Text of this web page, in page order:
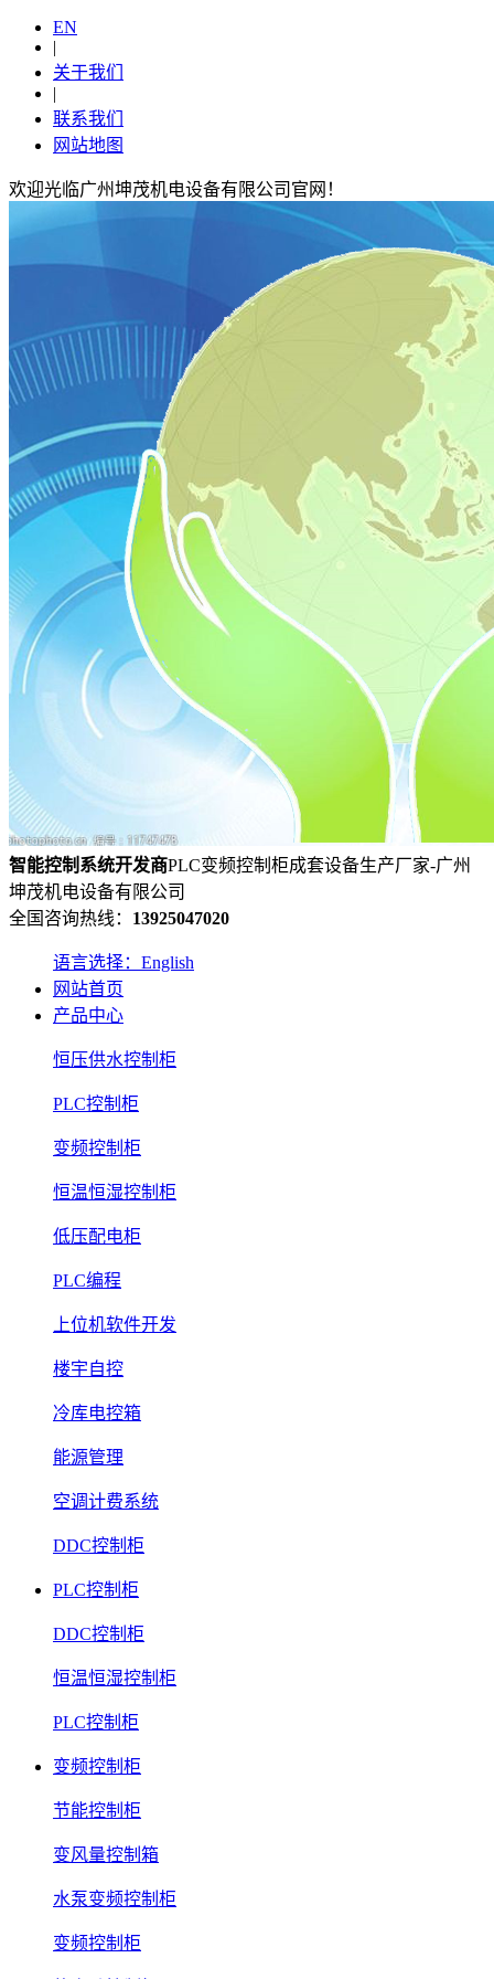
EN
|
关于我们
|
联系我们
网站地图
欢迎光临广州坤茂机电设备有限公司官网！
智能控制系统开发商PLC变频控制柜成套设备生产厂家-广州
坤茂机电设备有限公司
全国咨询热线： 13925047020
语言选择：English
网站首页
产品中心
恒压供水控制柜
PLC控制柜
变频控制柜
恒温恒湿控制柜
低压配电柜
PLC编程
上位机软件开发
楼宇自控
冷库电控箱
能源管理
空调计费系统
DDC控制柜
PLC控制柜
DDC控制柜
恒温恒湿控制柜
PLC控制柜
变频控制柜
节能控制柜
变风量控制箱
水泵变频控制柜
变频控制柜